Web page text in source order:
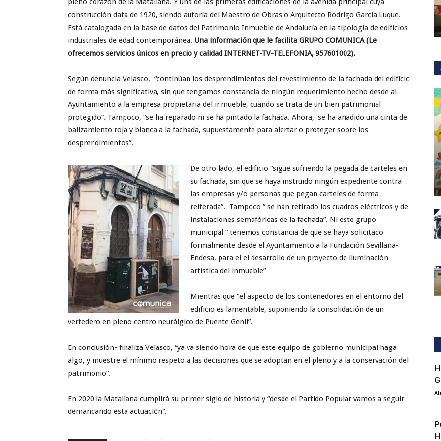
pleno corazón de la Matallana. Y una de las primeras edificaciones de la avenida principal cuya
construcción data de 1920, siendo autoría del Maestro de Obras o Arquitecto Rodrigo García Luque.
Está catalogada en la base de datos del Patrimonio Inmueble de Andalucía en la tipología de edificios
industriales de edad contemporánea. Una información que le facilita GRUPO COMUNICA (Le
ofrecemos servicios únicos en precio y calidad INTERNET-TV-TELEFONIA, 957601002).
Según denuncia Velasco, “continúan los desprendimientos del revestimiento de la fachada del edificio
de forma más significativa, sin que tengamos constancia de ningún requerimiento hecho desde al
Ayuntamiento a la empresa propietaria del inmueble, cuando se trata de un bien patrimonial
protegido”. Tampoco, “se ha reparado ni se ha pintado la fachada. Ahora, se ha añadido una cinta de
balizamiento roja y blanca a la fachada, supuestamente para alertar o proteger sobre los
desprendimientos”.
De otro lado, el edificio “sigue sufriendo la pegada de carteles en
su fachada, sin que se haya instruido ningún expediente contra
las empresas y/o personas que pegan carteles de forma
reiterada”. Tampoco ” se han retirado los cuadros eléctricos y de
instalaciones semafóricas de la fachada”. Ni este grupo
municipal ” tenemos constancia de que se haya solicitado
formalmente desde el Ayuntamiento a la Fundación Sevillana-
Endesa, para el el desarrollo de un proyecto de iluminación
artística del inmueble”
Mientras que “el aspecto de los contenedores en el entorno del
edificio es lamentable, suponiendo la consolidación de un
vertedero en pleno centro neurálgico de Puente Genil”.
En conclusión- finaliza Velasco, “ya va siendo hora de que este equipo de gobierno municipal haga
algo, y muestre el mínimo respeto a las decisiones que se adoptan en el pleno y a la conservación del
patrimonio”.
En 2020 la Matallana cumplirá su primer siglo de historia y “desde el Partido Popular vamos a seguir
demandando esta actuación”.